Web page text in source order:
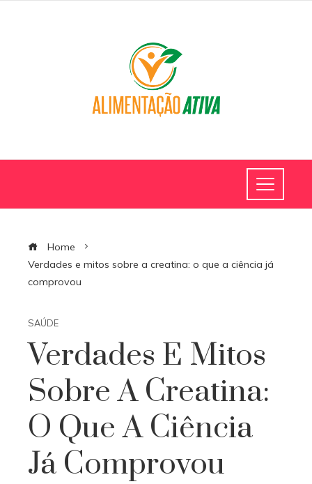
Home
Verdades e mitos sobre a creatina: o que a ciência já
comprovou
SAÚDE
Verdades E Mitos
Sobre A Creatina:
O Que A Ciência
Já Comprovou